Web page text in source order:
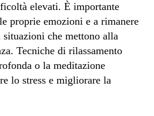
elevati. È importante
proprie emozioni e a rimanere
che mettono alla
Tecniche di rilassamento
o la meditazione
lo stress e migliorare la